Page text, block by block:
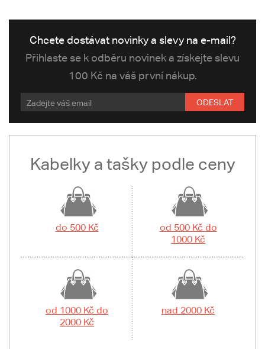
Chcete dostávat novinky a slevy na e-mail?
Přihlaste se k odběru novinek a získejte slevu
100 Kč na váš první nákup.
ODESLAT
Kabelky a tašky podle ceny
do 500 Kč
od 500 Kč do
1000 Kč
od 1000 Kč do
2000 Kč
nad 2000 Kč